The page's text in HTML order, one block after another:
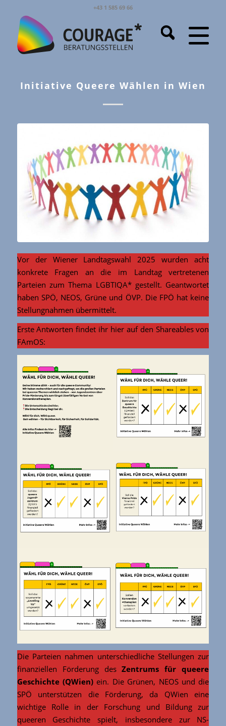
+43 1 585 69 66
Initiative Queere Wählen in Wien
Vor der Wiener Landtagswahl 2025 wurden acht
konkrete Fragen an die im Landtag vertretenen
Parteien zum Thema LGBTIQA* gestellt. Geantwortet
haben SPÖ, NEOS, Grüne und ÖVP. Die FPÖ hat keine
Stellungnahmen übermittelt.
Erste Antworten findet ihr hier auf den Shareables von
FAmOS:
Die Parteien nahmen unterschiedliche Stellungen zur
finanziellen Förderung desZentrums für queere
Geschichte (QWien)ein. Die Grünen, NEOS und die
SPÖ unterstützen die Förderung, da QWien eine
wichtige Rolle in der Forschung und Bildung zur
queeren Geschichte spielt, insbesondere zur NS-